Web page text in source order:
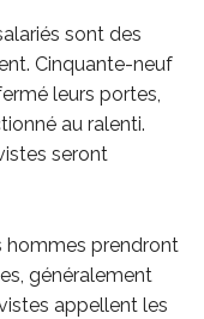
sont des
Cinquante-neuf
leurs portes,
au ralenti.
seront
hommes prendront
généralement
appellent les